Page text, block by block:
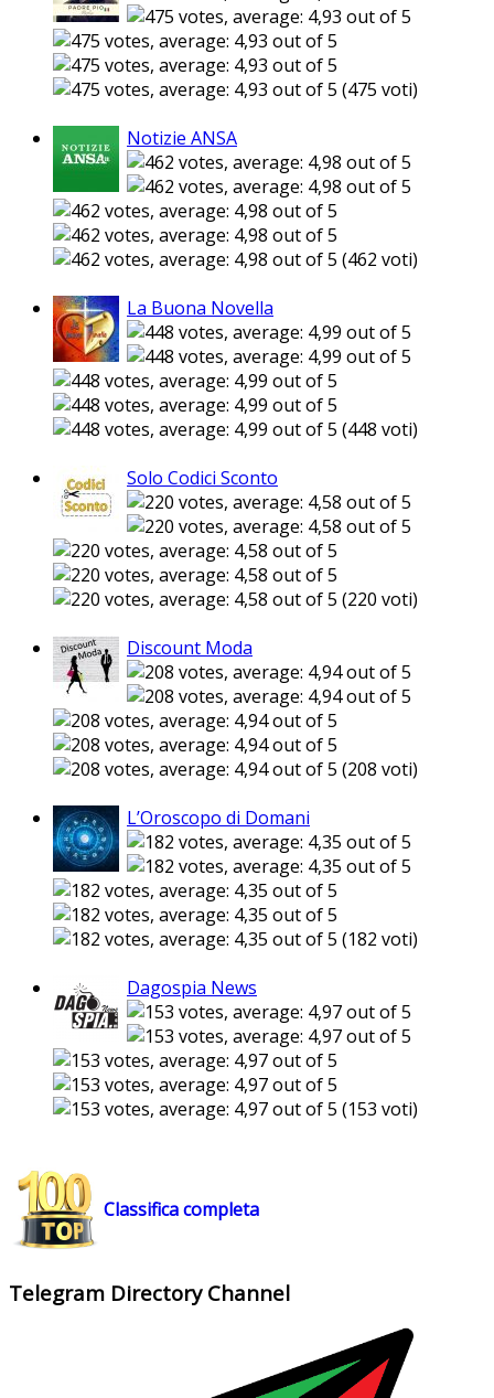
(475 voti)
Notizie ANSA
(462 voti)
La Buona Novella
(448 voti)
Solo Codici Sconto
(220 voti)
Discount Moda
(208 voti)
L’Oroscopo di Domani
(182 voti)
Dagospia News
(153 voti)
Classifica completa
Telegram Directory Channel